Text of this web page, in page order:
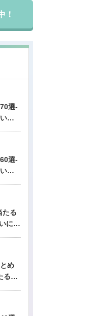
！
選-
だ
選-
だ
たる
にな
め
る占